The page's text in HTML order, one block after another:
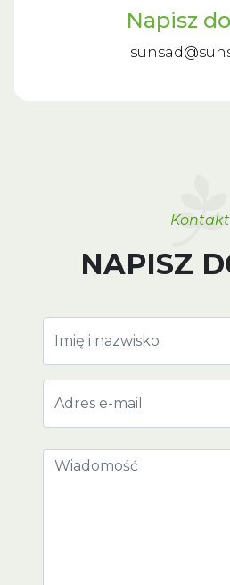
Napisz
Kontakt
NAPISZ